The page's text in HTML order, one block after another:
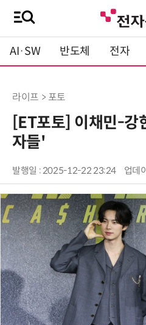
AI·SW 반도체 전자
라이프 > 포토
[ET포토] 이채민-강
자들'
발행일 : 2025-12-22 23:24 업데